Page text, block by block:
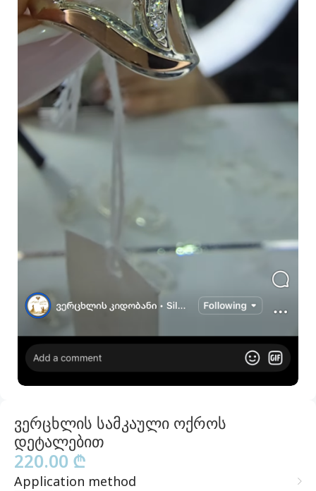
ვერცხლის სამკაული ოქროს
დეტალებით
220.00 ₾
Application method